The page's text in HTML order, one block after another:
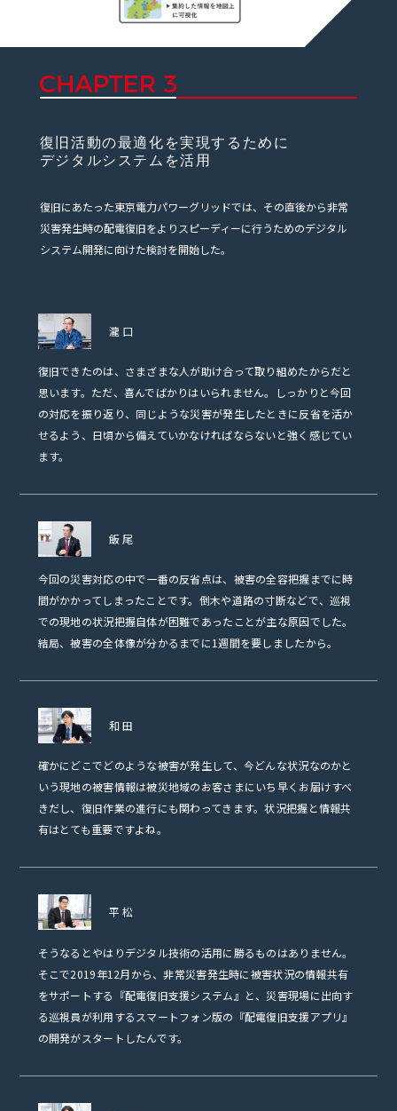
復旧活動の最適化を実現するために
デジタルシステムを活用
復旧にあたった東京電力パワーグリッドでは、その直後から非常
災害発生時の配電復旧をよりスピーディーに行うためのデジタル
システム開発に向けた検討を開始した。
瀧口
復旧できたのは、さまざまな人が助け合って取り組めたからだと
思います。ただ、喜んでばかりはいられません。しっかりと今回
の対応を振り返り、同じような災害が発生したときに反省を活か
せるよう、日頃から備えていかなければならないと強く感じてい
ます。
飯尾
今回の災害対応の中で一番の反省点は、被害の全容把握までに時
間がかかってしまったことです。倒木や道路の寸断などで、巡視
での現地の状況把握自体が困難であったことが主な原因でした。
結局、被害の全体像が分かるまでに1週間を要しましたから。
和田
確かにどこでどのような被害が発生して、今どんな状況なのかと
いう現地の被害情報は被災地域のお客さまにいち早くお届けすべ
きだし、復旧作業の進行にも関わってきます。状況把握と情報共
有はとても重要ですよね。
平松
そうなるとやはりデジタル技術の活用に勝るものはありません。
そこで2019年12月から、非常災害発生時に被害状況の情報共有
をサポートする『配電復旧支援システム』と、災害現場に出向す
る巡視員が利用するスマートフォン版の『配電復旧支援アプリ』
の開発がスタートしたんです。